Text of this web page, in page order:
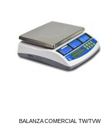
BALANZA COMERCIAL TW/TVW